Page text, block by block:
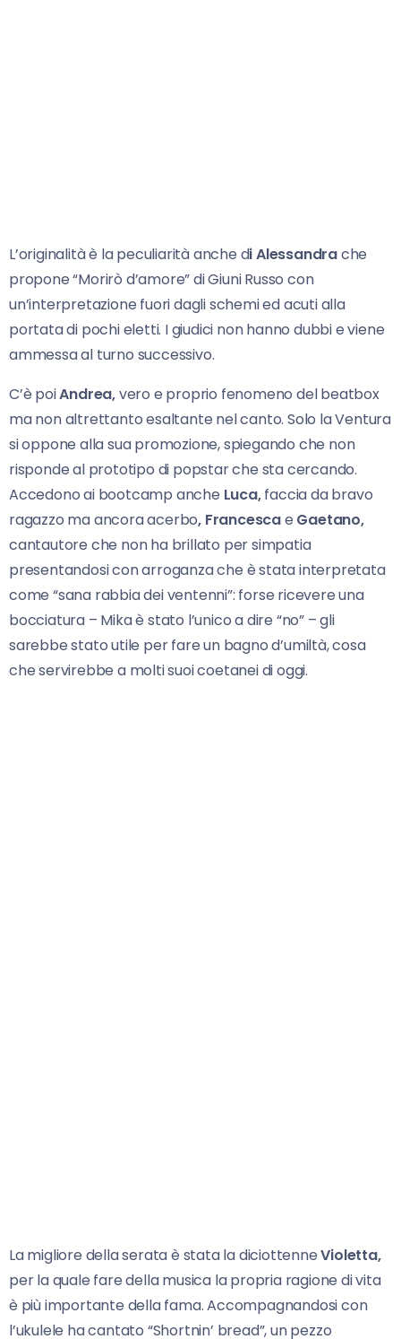
L’originalità è la peculiarità anche di Alessandrache
propone “Morirò d’amore” di Giuni Russo con
un’interpretazione fuori dagli schemi ed acuti alla
portata di pochi eletti. I giudici non hanno dubbi e viene
ammessa al turno successivo.
C’è poiAndrea,vero e proprio fenomeno del beatbox
ma non altrettanto esaltante nel canto. Solo la Ventura
si oppone alla sua promozione, spiegando che non
risponde al prototipo di popstar che sta cercando.
Accedono ai bootcamp anche Luca,faccia da bravo
ragazzo ma ancora acerbo, Francescae Gaetano,
cantautore che non ha brillato per simpatia
presentandosi con arroganza che è stata interpretata
come “sana rabbia dei ventenni”: forse ricevere una
bocciatura – Mika è stato l’unico a dire “no” – gli
sarebbe stato utile per fare un bagno d’umiltà, cosa
che servirebbe a molti suoi coetanei di oggi.
La migliore della serata è stata la diciottenneVioletta,
per la quale fare della musica la propria ragione di vita
è più importante della fama. Accompagnandosi con
l’ukulele ha cantato “Shortnin’ bread”, un pezzo